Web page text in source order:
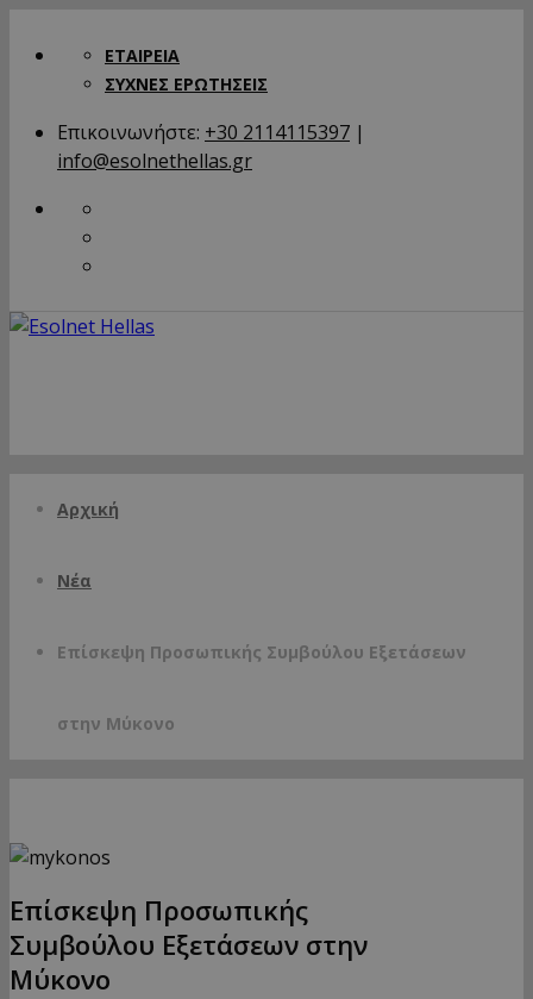
ΕΤΑΙΡΕΙΑ
ΣΥΧΝΕΣ ΕΡΩΤΗΣΕΙΣ
Επικοινωνήστε: +30 2114115397 |
info@esolnethellas.gr
Αρχική
Νέα
Επίσκεψη Προσωπικής Συμβούλου Εξετάσεων
στην Μύκονο
Επίσκεψη Προσωπικής
Συμβούλου Εξετάσεων στην
Μύκονο